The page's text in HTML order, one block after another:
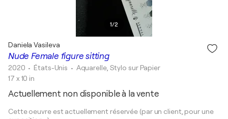
1/2
Nude Female figure sitting
Daniela Vasileva
2020 • États-Unis • Aquarelle, Stylo sur Papier
17 x 10 in
Actuellement non disponible à la vente
Cette oeuvre est actuellement réservée (par un client, pour une